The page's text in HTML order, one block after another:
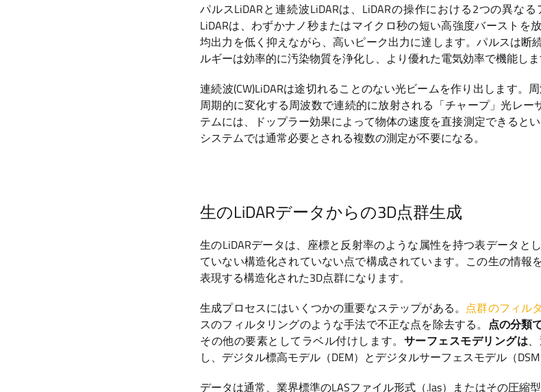
パルスLiDARと連続波LiDARは、LiDARの操作における2つの異な
LiDARは、わずかナノ秒またはマイクロ秒の短い高強度バーストを
均出力を低く抑えながら、高いピーク出力に達します。パルスは断
ルギーは効率的に汚染物質を浄化し、より優れた電気効率で機能しま
連続波(CW)LiDARは途切れることのない光ビームを作り出します。周
周期的に変化する周波数で連続的に放射される「チャープ」光レー
テムには、ドップラー効果によって物体の速度を直接測定できると
システムでは通常必要とされる複数の測定が不要になる。
生のLiDARデータからの3D点群生成
生のLiDARデータは、座標と反射率のような属性を持つ表データと
ていない構造化されていない点で構成されています。この生の情報
表現する構造化された3D点群になります。
生成プロセスにはいくつかの重要なステップがある。 点群のフィル
スのフィルタリングのような手法で不正な点を除去する。 点の分類
その他の要素としてラベル付けします。 サーフェスモデリングは
し、デジタル標高モデル（DEM）とデジタルサーフェスモデル（DSM
データは通常、業界標準のLASファイル形式（.las）またはその圧縮